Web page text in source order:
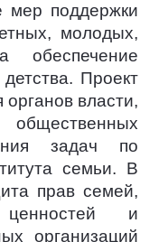
мер поддержки
молодых,
Проект
власти,
задач по
семьи. В
прав семей,
и
организаций